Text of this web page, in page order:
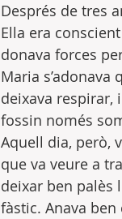
Després de tres
Ella era
donava forces
Maria
deixava respirar,
fossin només
Aquell dia, però,
que va veure a
deixar ben palès
fàstic. Anava